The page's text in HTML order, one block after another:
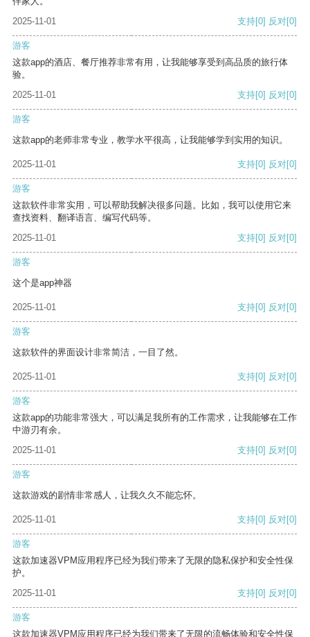
2025-11-01
支持[0] 反对[0]
游客
这款app的酒店、餐厅推荐非常有用，让我能够享受到高品质的旅行体
验。
2025-11-01
支持[0] 反对[0]
游客
这款app的老师非常专业，教学水平很高，让我能够学到实用的知识。
2025-11-01 支持[0] 反对[0]
游客
这款软件非常实用，可以帮助我解决很多问题。比如，我可以使用它来
查找资料、翻译语言、编写代码等。
2025-11-01
支持[0] 反对[0]
游客
这个是app神器
2025-11-01 支持[0] 反对[0]
游客
这款软件的界面设计非常简洁，一目了然。
2025-11-01 支持[0] 反对[0]
游客
这款app的功能非常强大，可以满足我所有的工作需求，让我能够在工作
中游刃有余。
2025-11-01
支持[0] 反对[0]
游客
这款游戏的剧情非常感人，让我久久不能忘怀。
2025-11-01 支持[0] 反对[0]
游客
这款加速器VPM应用程序已经为我们带来了无限的隐私保护和安全性保
护。
2025-11-01
支持[0] 反对[0]
游客
这款加速器VPM应用程序已经为我们带来了无限的流畅体验和安全性保